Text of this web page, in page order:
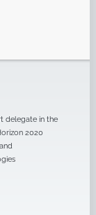
delegate in the
2020